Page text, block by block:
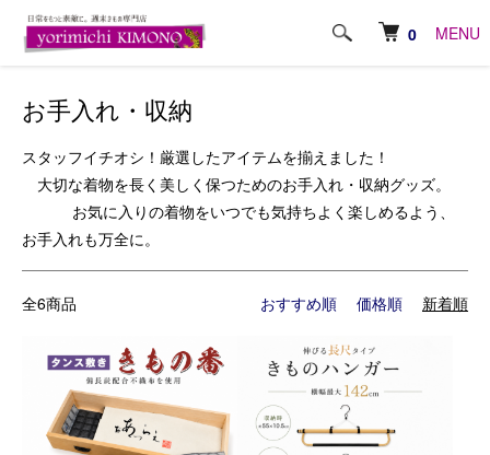
0 MENU
ホーム お手入れ・収納
お手入れ・収納
スタッフイチオシ！厳選したアイテムを揃えました！
大切な着物を長く美しく保つためのお手入れ・収納グッズ。
お気に入りの着物をいつでも気持ちよく楽しめるよう、
お手入れも万全に。
全6商品 おすすめ順 価格順 新着順